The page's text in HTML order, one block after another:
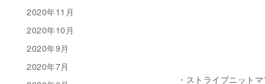
・ストライプニット
2020年11月
2020年10月
2020年9月
2020年7月